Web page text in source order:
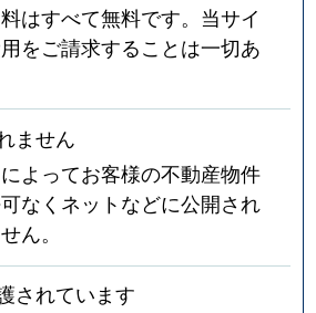
はすべて無料です。当サイ
をご請求することは一切あ
ません
よってお客様の不動産物件
なくネットなどに公開され
ん。
されています